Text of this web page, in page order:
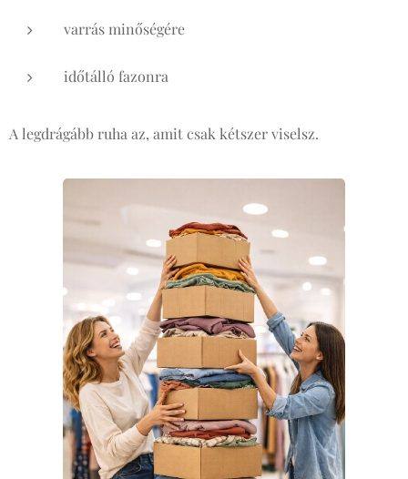
varrás minőségére
időtálló fazonra
A legdrágább ruha az, amit csak kétszer viselsz.